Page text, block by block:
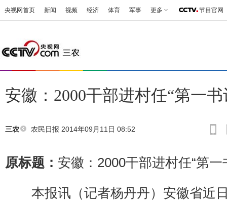
央视网首页 新闻 视频 经济 体育 军事 更多 节目官网
安徽：2000干部进村任“第一书
三农 农民日报 2014年09月11日 08:52
原标题： 安徽：2000干部进村任“第一
本报讯（记者杨丹丹）安徽省近